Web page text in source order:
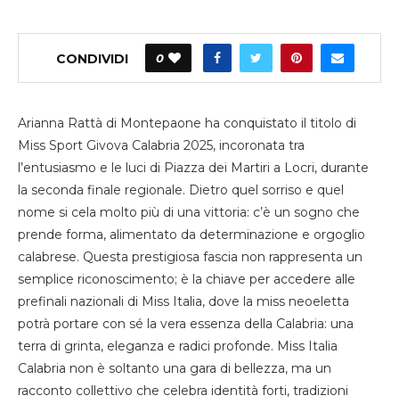
CONDIVIDI 0
Arianna Rattà di Montepaone ha conquistato il titolo di
Miss Sport Givova Calabria 2025, incoronata tra
l’entusiasmo e le luci di Piazza dei Martiri a Locri, durante
la seconda finale regionale. Dietro quel sorriso e quel
nome si cela molto più di una vittoria: c’è un sogno che
prende forma, alimentato da determinazione e orgoglio
calabrese. Questa prestigiosa fascia non rappresenta un
semplice riconoscimento; è la chiave per accedere alle
prefinali nazionali di Miss Italia, dove la miss neoeletta
potrà portare con sé la vera essenza della Calabria: una
terra di grinta, eleganza e radici profonde. Miss Italia
Calabria non è soltanto una gara di bellezza, ma un
racconto collettivo che celebra identità forti, tradizioni